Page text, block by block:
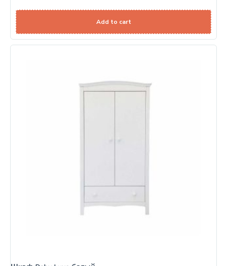
Add to cart